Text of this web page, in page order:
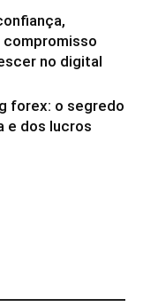
no digital
forex: o segredo
e dos lucros